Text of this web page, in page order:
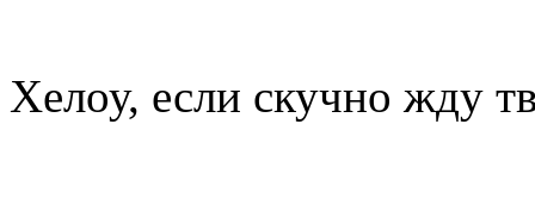
Хелоу, если скучно жду